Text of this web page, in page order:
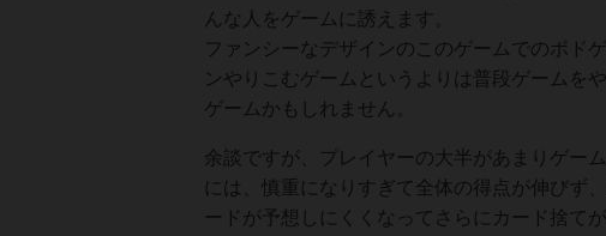
んな人をゲームに誘えます。
ファンシーなデザインのこのゲームでのボド
ンやりこむゲームというよりは普段ゲームを
ゲームかもしれません。
余談ですが、プレイヤーの大半があまりゲー
には、慎重になりすぎて全体の得点が伸びず
ードが予想しにくくなってさらにカード捨て